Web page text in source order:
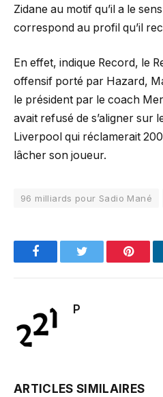
Zidane au motif qu’il a le
correspond au profil qu’il
En effet, indique Record, le
offensif porté par Hazard,
le président par le coach
avait refusé de s’aligner sur
Liverpool qui réclamerait
lâcher son joueur.
96 milliards pour Sadio Mané
FacebookTwitter
P
ARTICLES SIMILAIRES